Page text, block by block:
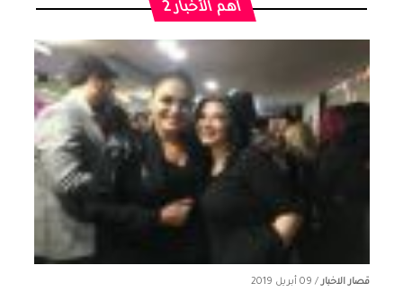
أهم الأخبار 2
قصار الاخبار/ 09 أبريل 2019